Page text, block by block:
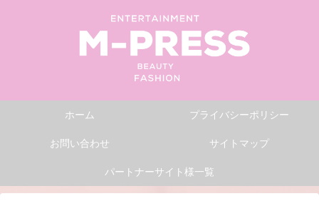
ホーム プライバシーポリシー
お問い合わせ サイトマップ
パートナーサイト様一覧